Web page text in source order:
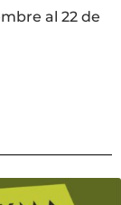
al 22 de